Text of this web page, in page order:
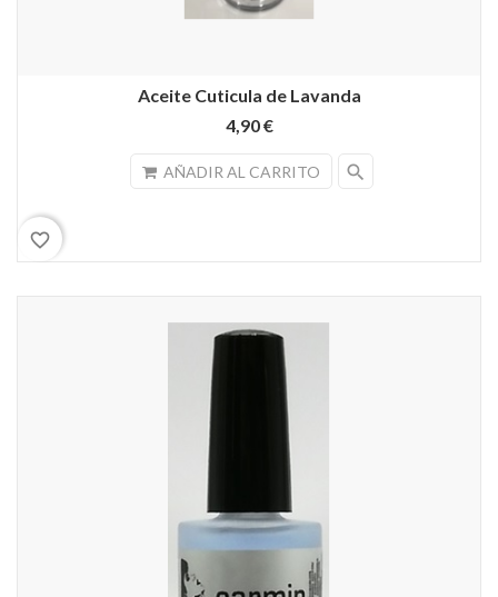
Aceite Cuticula de Lavanda
4,90 €
AÑADIR AL CARRITO search
favorite_border